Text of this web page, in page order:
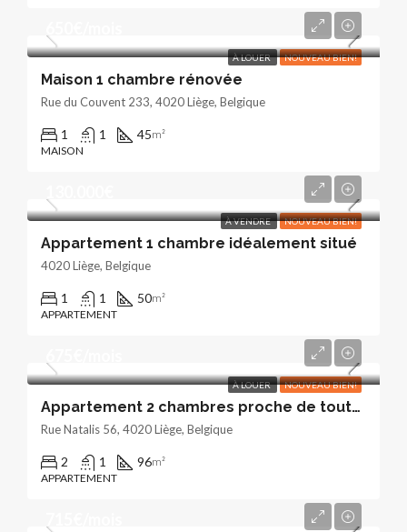
À LOUER NOUVEAU BIEN!
Maison 1 chambre rénovée
Rue du Couvent 233, 4020 Liège, Belgique
1 1 45m²
MAISON
À VENDRE NOUVEAU BIEN!
Appartement 1 chambre idéalement situé
4020 Liège, Belgique
1 1 50m²
APPARTEMENT
À LOUER NOUVEAU BIEN!
Appartement 2 chambres proche de toutes les commodités.
Rue Natalis 56, 4020 Liège, Belgique
2 1 96m²
APPARTEMENT